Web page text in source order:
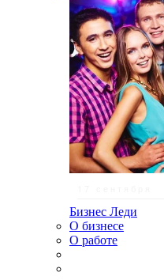
Бизнес Леди
О бизнесе
О работе